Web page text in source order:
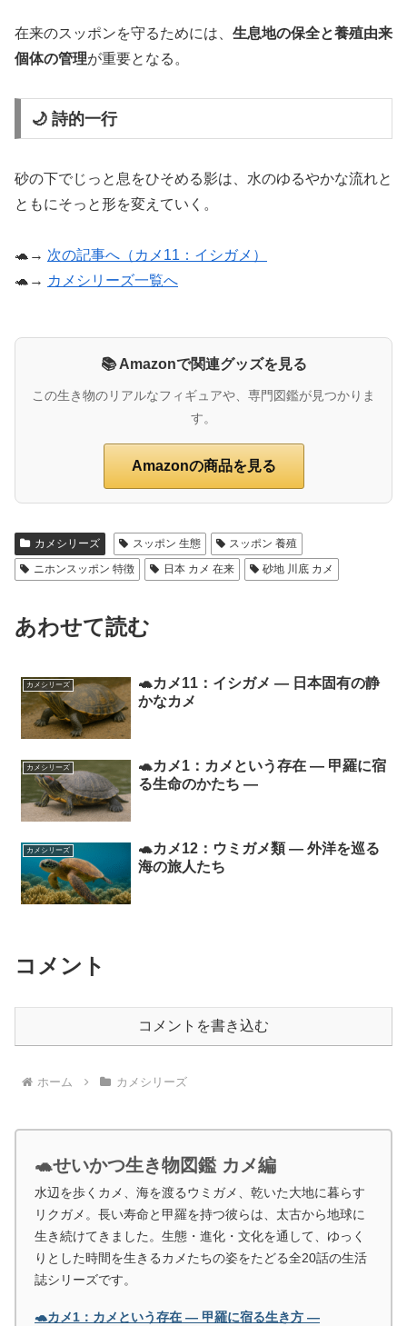
在来のスッポンを守るためには、 生息地の保全と養殖由来
個体の管理が重要となる。
🌙 詩的一行
砂の下でじっと息をひそめる影は、水のゆるやかな流れと
ともにそっと形を変えていく。
🐢→ 次の記事へ（カメ11：イシガメ）
🐢→ カメシリーズ一覧へ
📚 Amazonで関連グッズを見る
この生き物のリアルなフィギュアや、専門図鑑が見つかりま
す。
Amazonの商品を見る
カメシリーズ スッポン 生態
スッポン 養殖
ニホンスッポン 特徴
日本 カメ 在来 砂地 川底 カメ
あわせて読む
カメシリーズ
🐢カメ11：イシガメ ― 日本固有の静
かなカメ
カメシリーズ
🐢カメ1：カメという存在 ― 甲羅に宿
る生命のかたち ―
カメシリーズ
🐢カメ12：ウミガメ類 ― 外洋を巡る
海の旅人たち
コメント
コメントを書き込む
ホーム カメシリーズ
🐢せいかつ生き物図鑑 カメ編
水辺を歩くカメ、海を渡るウミガメ、乾いた大地に暮らす
リクガメ。長い寿命と甲羅を持つ彼らは、太古から地球に
生き続けてきました。生態・進化・文化を通して、ゆっく
りとした時間を生きるカメたちの姿をたどる全20話の生活
誌シリーズです。
🐢カメ1：カメという存在 ― 甲羅に宿る生き方 ―